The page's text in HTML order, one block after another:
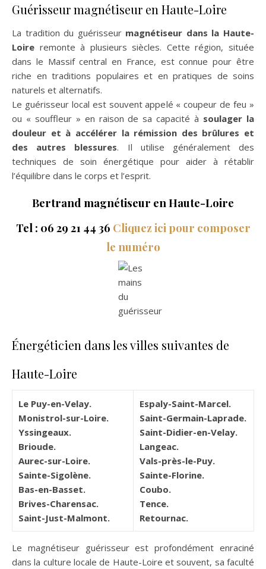
Guérisseur magnétiseur en Haute-Loire
La tradition du guérisseur magnétiseur dans la Haute-
Loire remonte à plusieurs siècles. Cette région, située
dans le Massif central en France, est connue pour être
riche en traditions populaires et en pratiques de soins
naturels et alternatifs.
Le guérisseur local est souvent appelé « coupeur de feu »
ou « souffleur » en raison de sa capacité à soulager la
douleur et à accélérer la rémission des brûlures et
des autres blessures. Il utilise généralement des
techniques de soin énergétique pour aider à rétablir
l’équilibre dans le corps et l’esprit.
Bertrand magnétiseur en Haute-Loire
Tel : 06 29 21 44 36 Cliquez ici pour composer
le numéro
Énergéticien dans les villes suivantes de
Haute-Loire
Le Puy-en-Velay.
Monistrol-sur-Loire.
Yssingeaux.
Brioude.
Aurec-sur-Loire.
Sainte-Sigolène.
Bas-en-Basset.
Brives-Charensac.
Saint-Just-Malmont.
Espaly-Saint-Marcel.
Saint-Germain-Laprade.
Saint-Didier-en-Velay.
Langeac.
Vals-près-le-Puy.
Sainte-Florine.
Coubo.
Tence.
Retournac.
Le magnétiseur guérisseur est profondément enraciné
dans la culture locale de Haute-Loire et souvent, sa faculté